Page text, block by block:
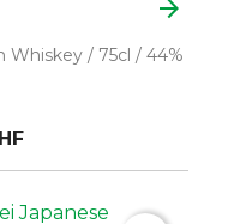
arrow_forward
Whiskey / 75cl / 44%